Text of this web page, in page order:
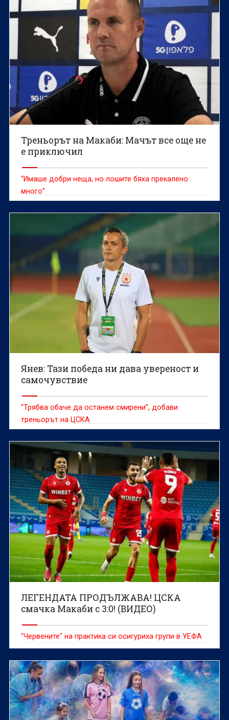
Треньорът на Макаби: Мачът все още не
е приключил
“Имаше добри неща, но лошите бяха прекалено
много”
Янев: Тази победа ни дава увереност и
самочувствие
“Трябва обаче да останем смирени”, добави
треньорът на ЦСКА
ЛЕГЕНДАТА ПРОДЪЛЖАВА! ЦСКА
смачка Макаби с 3:0! (ВИДЕО)
"Червените" на практика си осигуриха групи в УЕФА